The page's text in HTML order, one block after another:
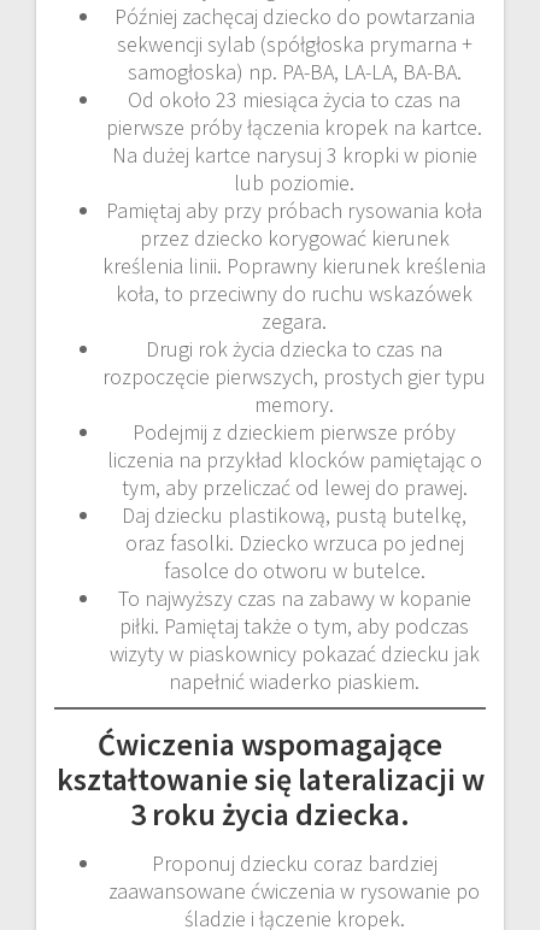
Później zachęcaj dziecko do powtarzania
sekwencji sylab (spółgłoska prymarna +
samogłoska) np. PA-BA, LA-LA, BA-BA.
Od około 23 miesiąca życia to czas na
pierwsze próby łączenia kropek na kartce.
Na dużej kartce narysuj 3 kropki w pionie
lub poziomie.
Pamiętaj aby przy próbach rysowania koła
przez dziecko korygować kierunek
kreślenia linii. Poprawny kierunek kreślenia
koła, to przeciwny do ruchu wskazówek
zegara.
Drugi rok życia dziecka to czas na
rozpoczęcie pierwszych, prostych gier typu
memory.
Podejmij z dzieckiem pierwsze próby
liczenia na przykład klocków pamiętając o
tym, aby przeliczać od lewej do prawej.
Daj dziecku plastikową, pustą butelkę,
oraz fasolki. Dziecko wrzuca po jednej
fasolce do otworu w butelce.
To najwyższy czas na zabawy w kopanie
piłki. Pamiętaj także o tym, aby podczas
wizyty w piaskownicy pokazać dziecku jak
napełnić wiaderko piaskiem.
Ćwiczenia wspomagające
kształtowanie się lateralizacji w
3 roku życia dziecka.
Proponuj dziecku coraz bardziej
zaawansowane ćwiczenia w rysowanie po
śladzie i łączenie kropek.